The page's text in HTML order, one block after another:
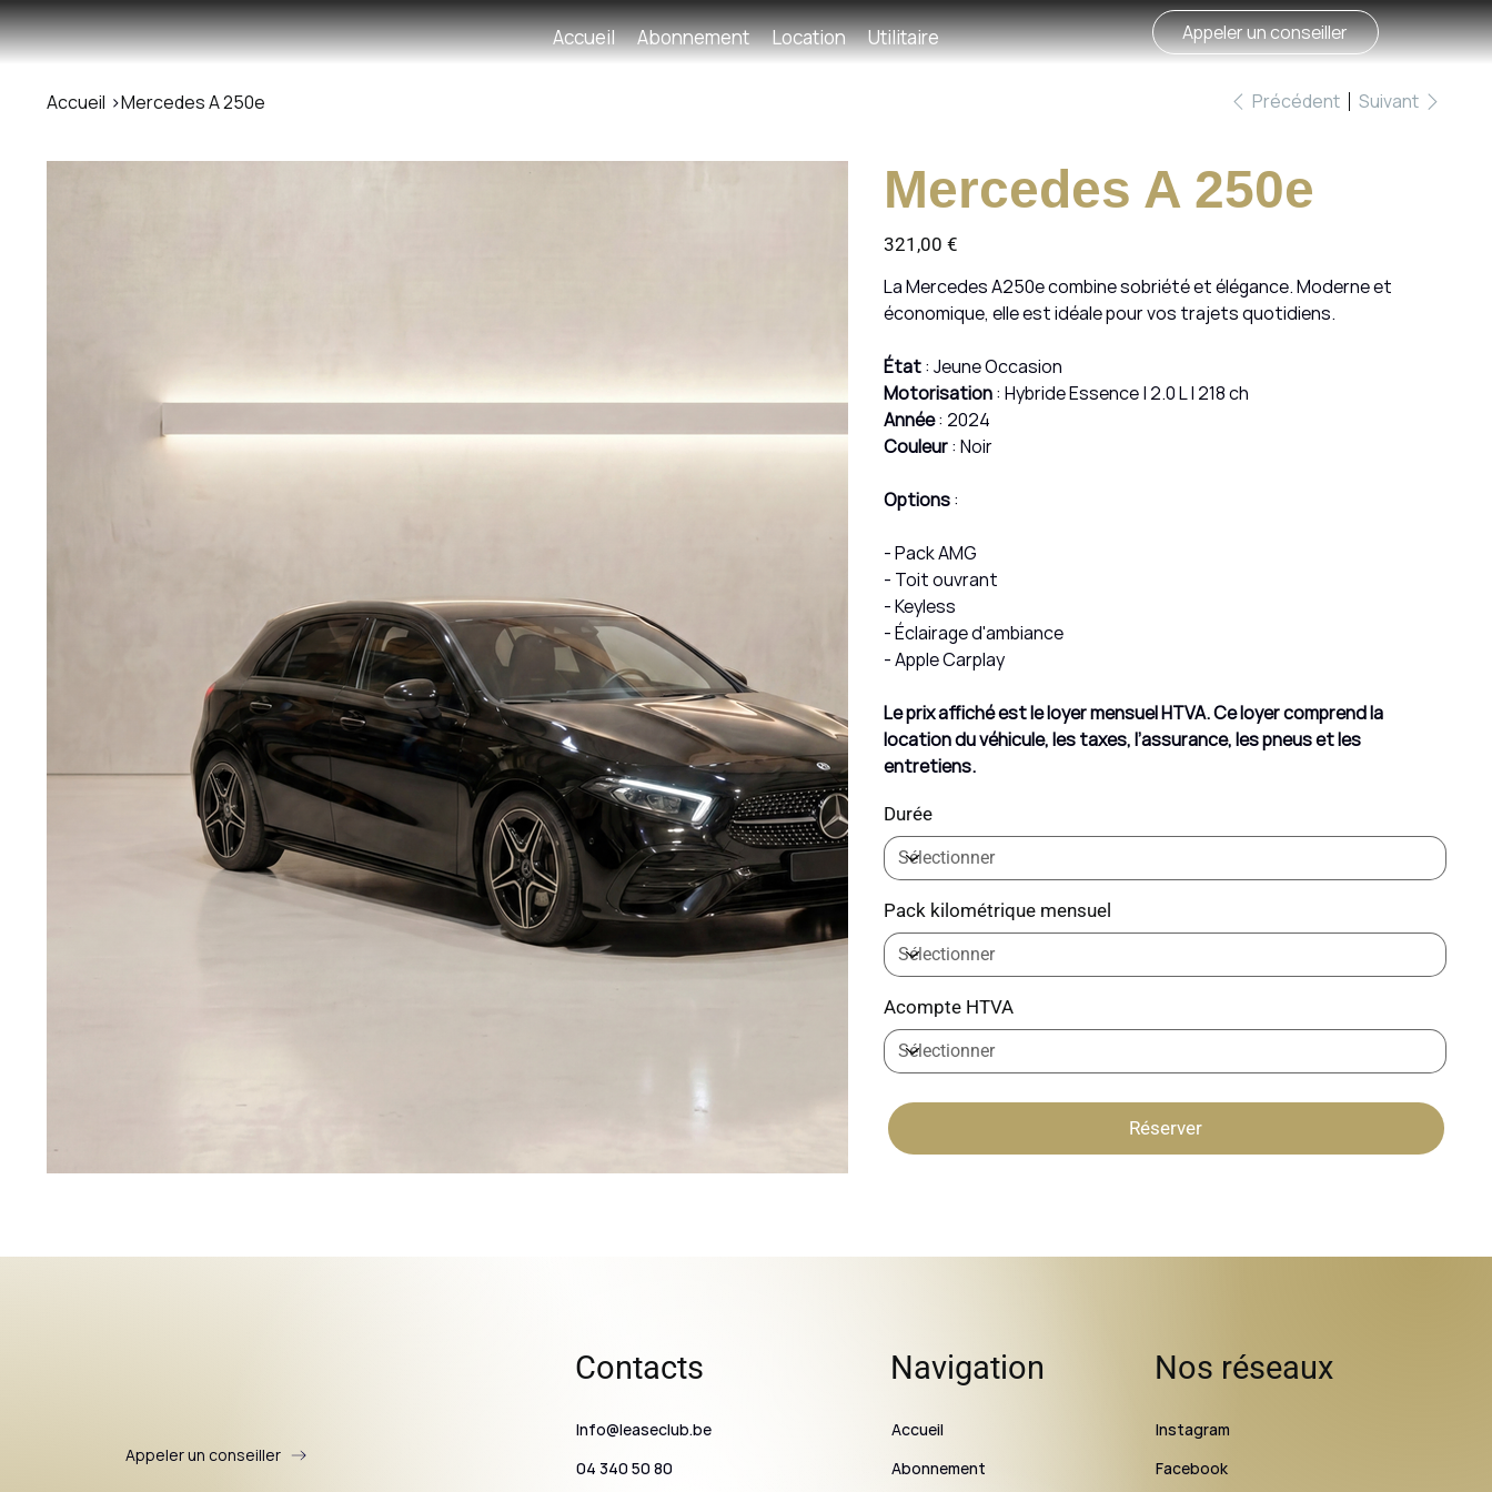
Accueil Abonnement Location Utilitaire Appeler un conseiller
Accueil >Mercedes A 250e Précédent Suivant
Mercedes A 250e
Prix
321,00 €
La Mercedes A250e combine sobriété et élégance. Moderne et
économique, elle est idéale pour vos trajets quotidiens.
État: Jeune Occasion
Motorisation: Hybride Essence | 2.0 L | 218 ch
Année: 2024
Couleur: Noir
Options:
- Pack AMG
- Toit ouvrant
- Keyless
- Éclairage d'ambiance
- Apple Carplay
Le prix affiché est le loyer mensuel HTVA. Ce loyer comprend la
location du véhicule, les taxes, l’assurance, les pneus et les
entretiens.
Durée
Pack kilométrique mensuel
Acompte HTVA
Réserver
Appeler un conseiller
Contacts
Info@leaseclub.be
04 340 50 80
Navigation
Accueil
Abonnement
Nos réseaux
Instagram
Facebook